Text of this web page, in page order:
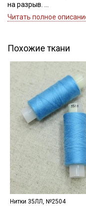
на разрыв.
Если требуется
зависимости от
Читать полное
Похожие ткани
Нитки 35ЛЛ, №2504
данныхи даю
Даю Согласие на
информационных